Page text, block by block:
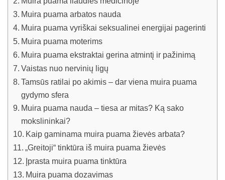
Muira puama arbatos nauda
Muira puama vyriškai seksualinei energijai pagerinti
Muira puama moterims
Muira puama ekstraktai gerina atmintį ir pažinimą
Vaistas nuo nervinių ligų
Tamsūs ratilai po akimis – dar viena muira puama
gydymo sfera
Muira puama nauda – tiesa ar mitas? Ką sako
mokslininkai?
Kaip gaminama muira puama žievės arbata?
„Greitoji“ tinktūra iš muira puama žievės
Įprasta muira puama tinktūra
Muira puama dozavimas